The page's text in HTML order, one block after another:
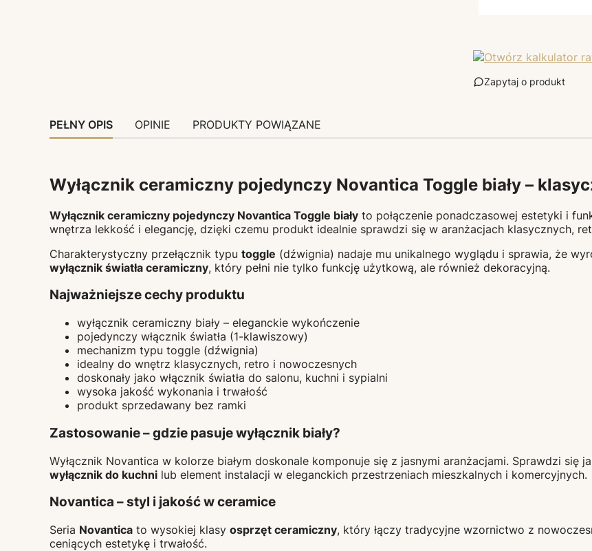
Zapytaj o produkt
PEŁNY OPIS OPINIE PRODUKTY POWIĄZANE
Wyłącznik ceramiczny pojedynczy Novantica Toggle biały –
Wyłącznik ceramiczny pojedynczy Novantica Toggle biały to połączenie ponadczasowej estetyki i
wnętrza lekkość i elegancję, dzięki czemu produkt idealnie sprawdzi się w aranżacjach klasycznych,
Charakterystyczny przełącznik typu toggle (dźwignia) nadaje mu unikalnego wyglądu i sprawia, że
wyłącznik światła ceramiczny, który pełni nie tylko funkcję użytkową, ale również dekoracyjną.
Najważniejsze cechy produktu
wyłącznik ceramiczny biały – eleganckie wykończenie
pojedynczy włącznik światła (1-klawiszowy)
mechanizm typu toggle (dźwignia)
idealny do wnętrz klasycznych, retro i nowoczesnych
doskonały jako włącznik światła do salonu, kuchni i sypialni
wysoka jakość wykonania i trwałość
produkt sprzedawany bez ramki
Zastosowanie – gdzie pasuje wyłącznik biały?
Wyłącznik Novantica w kolorze białym doskonale komponuje się z jasnymi aranżacjami. Sprawdzi się
wyłącznik do kuchni lub element instalacji w eleganckich przestrzeniach mieszkalnych i komercyjnych.
Novantica – styl i jakość w ceramice
Seria Novantica to wysokiej klasy osprzęt ceramiczny, który łączy tradycyjne wzornictwo z
ceniących estetykę i trwałość.